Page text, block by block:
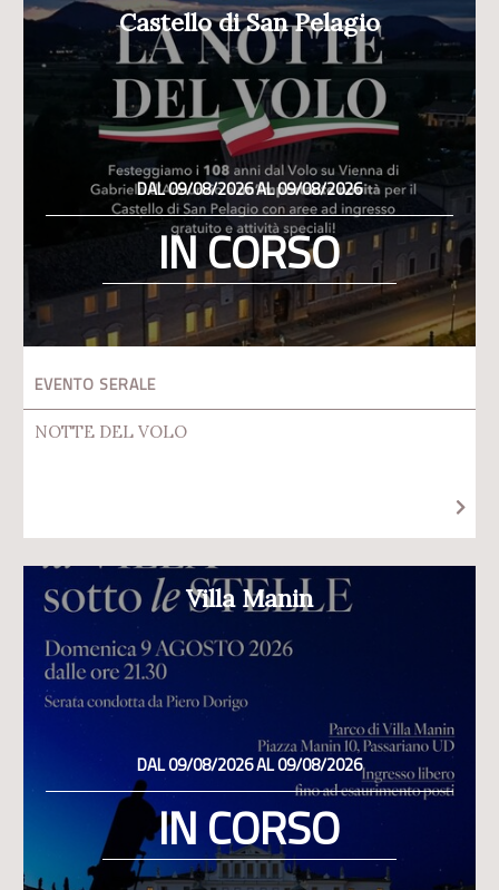
Castello di San Pelagio
DAL 09/08/2026 AL 09/08/2026
IN CORSO
EVENTO SERALE
NOTTE DEL VOLO
Villa Manin
DAL 09/08/2026 AL 09/08/2026
IN CORSO